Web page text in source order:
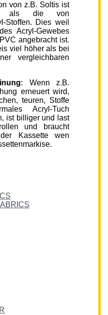
von z.B. Soltis ist
als die von
Stoffen. Dies weil
Acryl-Gewebes
angebracht ist.
viel höher als bei
vergleichbaren
: Wenn z.B.
erneuert wird,
teuren, Stoffe
Acryl-Tuch
ist billiger und last
und braucht
Kassette wen